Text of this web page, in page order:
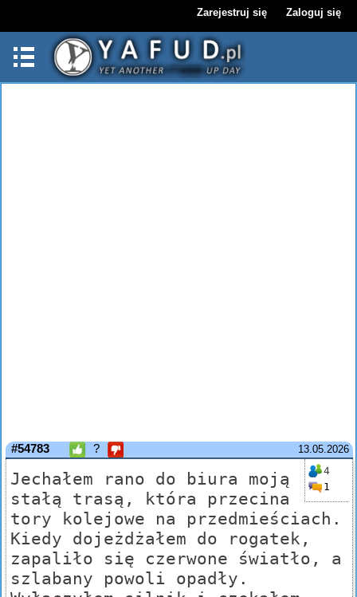
Zarejestruj się Zaloguj się
13.05.2026
#54783 ?
4
1
Jechałem rano do biura moją
stałą trasą, która przecina
tory kolejowe na przedmieściach.
Kiedy dojeżdżałem do rogatek,
zapaliło się czerwone światło, a
szlabany powoli opadły.